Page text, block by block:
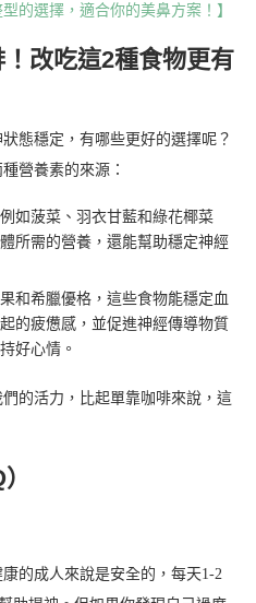
的選擇，適合你的美鼻方案！】
改吃這2種食物更有
態穩定，有哪些更好的選擇呢？
營養素的來源：
例如菠菜、羽衣甘藍和綠花椰菜
所需的營養，還能幫助穩定神經
和希臘優格，這些食物能穩定血
的疲憊感，並促進神經傳導物質
好心情。
的活力，比起單靠咖啡來說，這
的成人來說是安全的，每天1-2